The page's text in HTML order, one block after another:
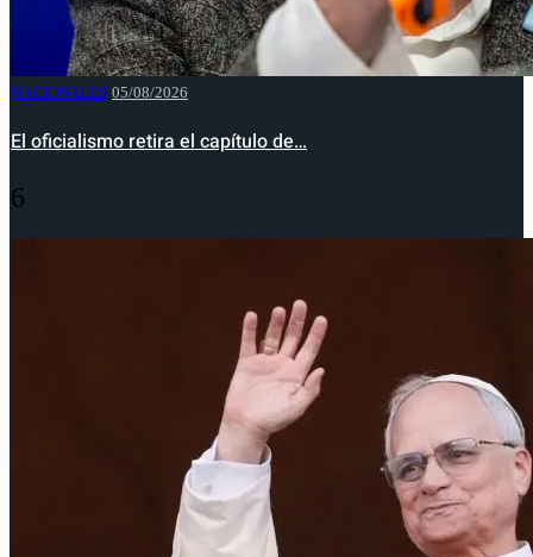
NACIONALES 05/08/2026
El oficialismo retira el capítulo de…
6